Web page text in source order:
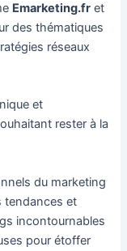
Emarketing.fr et
des thématiques
réseaux
et
rester à la
du marketing
tendances et
incontournables
pour étoffer